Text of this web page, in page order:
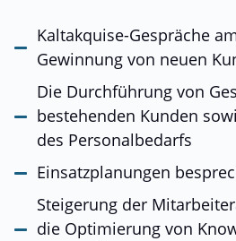
Kaltakquise-Gespräche
Gewinnung von neuen
Die Durchführung von
bestehenden Kunden
des Personalbedarfs
Einsatzplanungen
Steigerung der
die Optimierung von